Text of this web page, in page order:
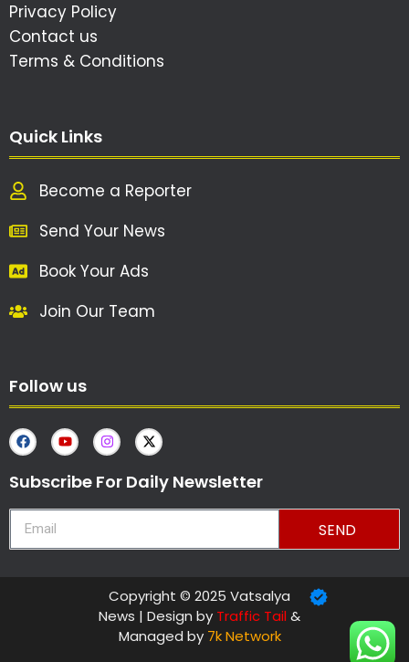
Privacy Policy
Contact us
Terms & Conditions
Quick Links
Become a Reporter
Send Your News
Book Your Ads
Join Our Team
Follow us
Subscribe For Daily Newsletter
SEND
Copyright © 2025 Vatsalya
News | Design by Traffic Tail&
Managed by 7k Network